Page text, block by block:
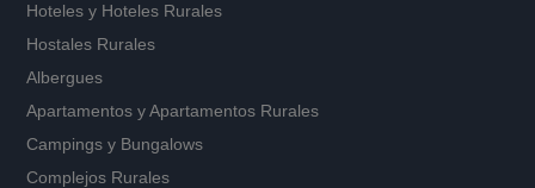
Hoteles y Hoteles Rurales
Hostales Rurales
Albergues
Apartamentos yApartamentos Rurales
Campings y Bungalows
Complejos Rurales